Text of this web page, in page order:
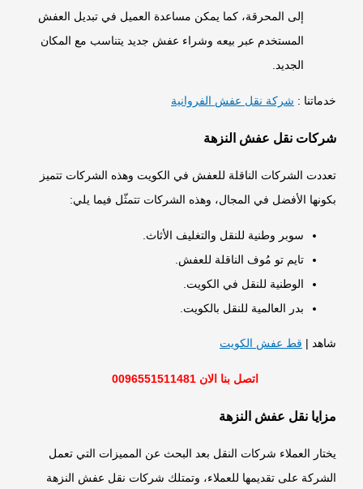
إلى المحرقة، كما يمكن مساعدة العميل في تبديل العفش
المستخدم عبر بيعه وشراء عفش جديد يتناسب مع المكان
الجديد.
خدماتنا :شركة نقل عفش الفروانية
شركات نقل عفش النزهة
تعددت الشركات الناقلة للعفش في الكويت وهذه الشركات تتميز
بكونها الأفضل في المجال، وهذه الشركات تتمثّل فيما يلي:
سوبر وطنية للنقل والتغليف الأثاث.
تايم تو مُوف الناقلة للعفش.
الوطنية للنقل في الكويت.
بدر العالمية للنقل بالكويت.
شاهد |قط عفش الكويت
اتصل بنا الان 0096551511481
مزايا نقل عفش النزهة
يختار العملاء شركات النقل بعد البحث عن المميزات التي تعمل
الشركة على تقديمها للعملاء، وتمتلك شركات نقل عفش النزهة